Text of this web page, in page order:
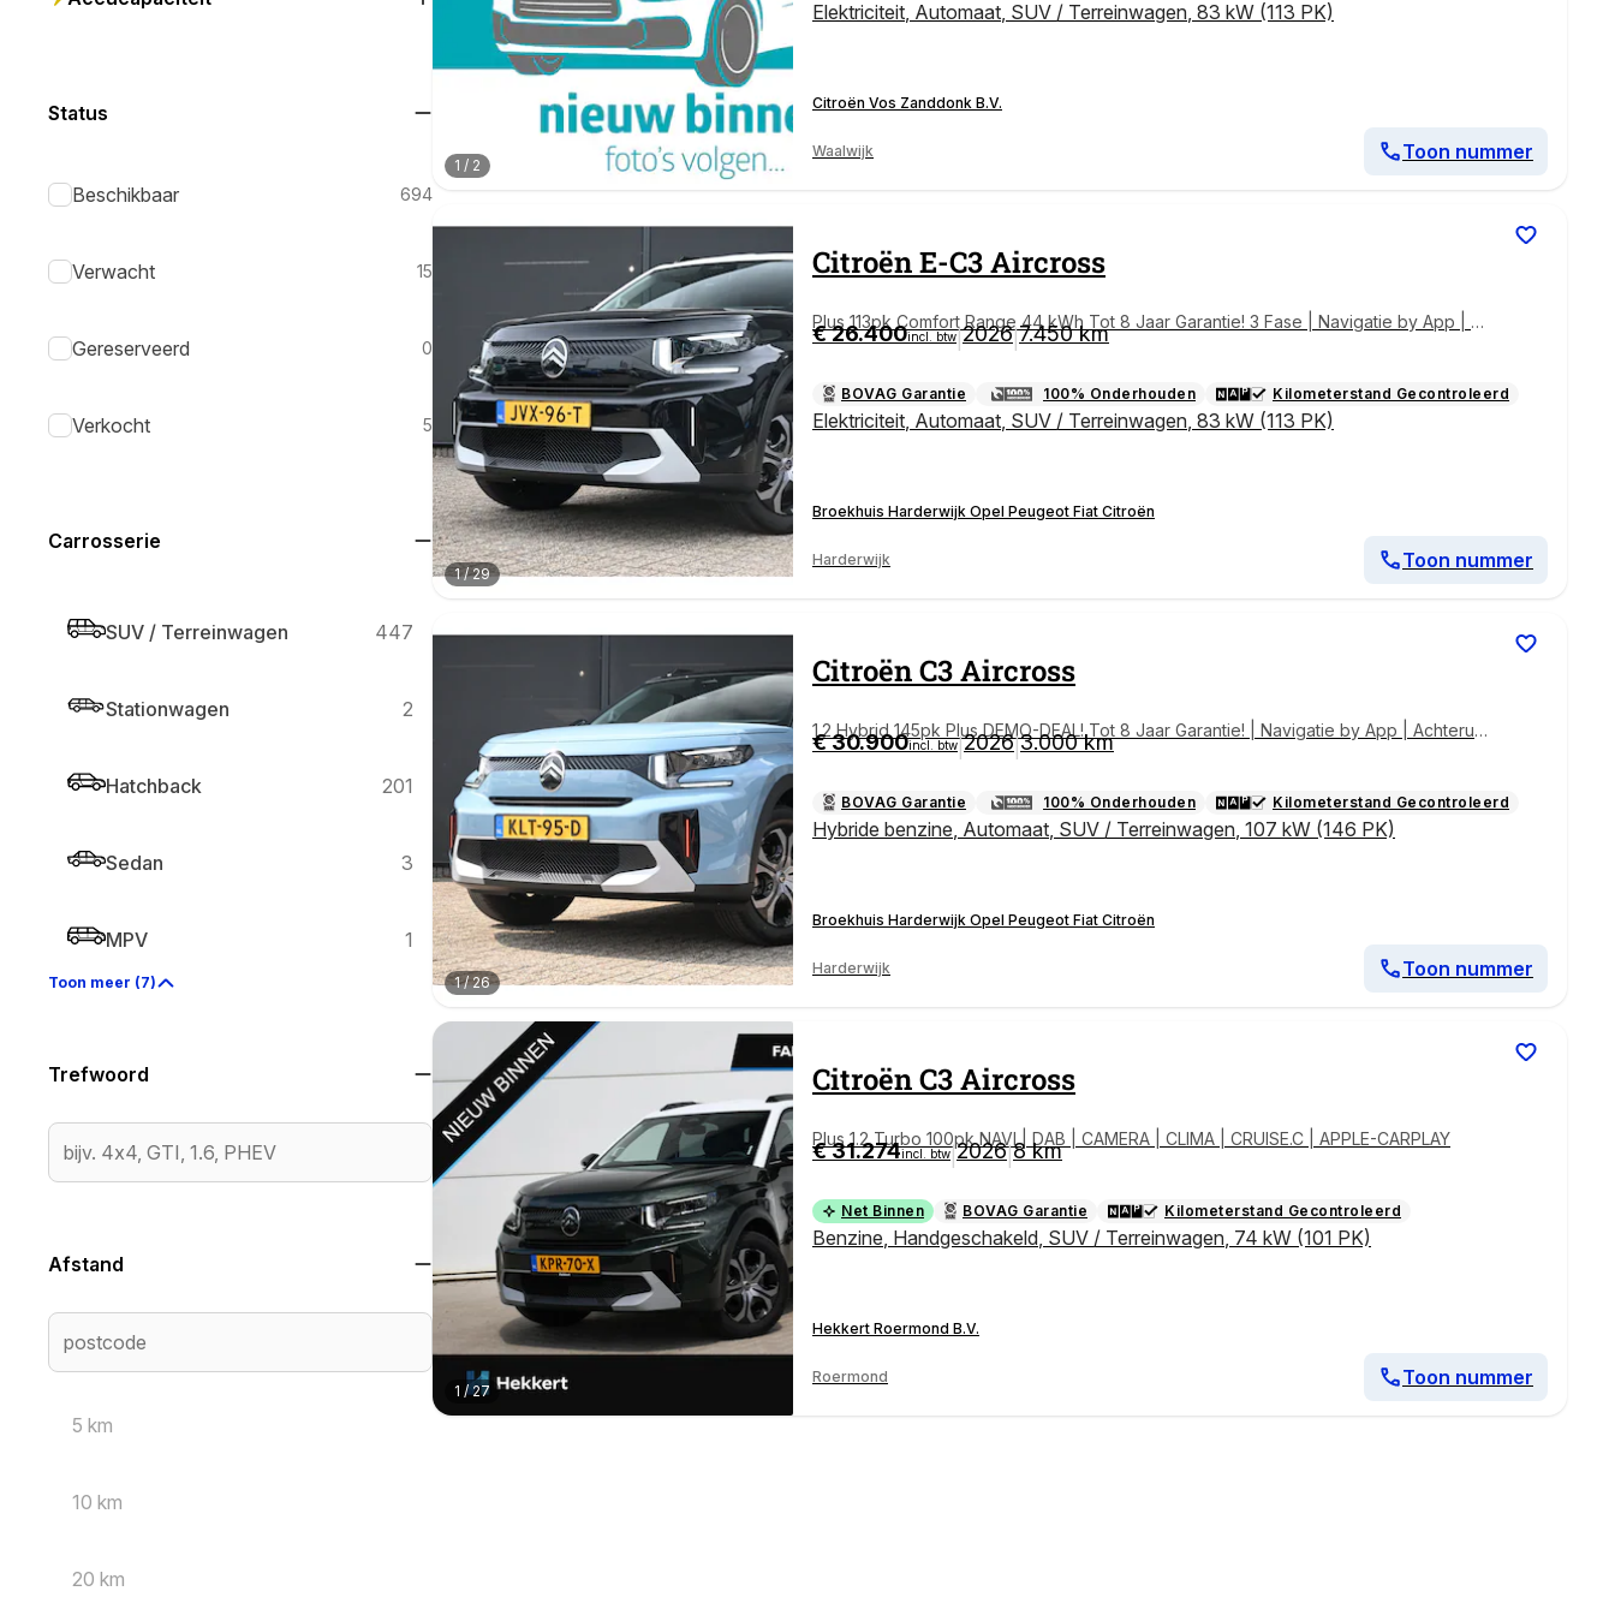
Status
Beschikbaar 694
Verwacht 15
Gereserveerd 0
Verkocht 5
Carrosserie
SUV / Terreinwagen 447
Stationwagen 2
Hatchback 201
Sedan 3
MPV 1
Toon meer (7)
Trefwoord
Afstand
5 km
10 km
20 km
1 / 2
Elektriciteit Automaat SUV / Terreinwagen 83 kW (113 PK)
Citroën Vos Zanddonk B.V.
Waalwijk Toon nummer
1/29
CitroënE-C3 Aircross
Plus 113pk Comfort Range 44 kWh Tot 8 Jaar Garantie! 3 Fase | Navigatie by App | A
chteruitrijcamera | Cruise Control | Climate Control | !!
€ 26.400incl. btw|2026|7.450 km
BOVAG Garantie 100% Onderhouden Kilometerstand Gecontroleerd
Elektriciteit Automaat SUV / Terreinwagen 83 kW (113 PK)
Broekhuis Harderwijk Opel Peugeot Fiat Citroën
Harderwijk Toon nummer
1/26
CitroënC3 Aircross
1.2 Hybrid 145pk Plus DEMO-DEAL! Tot 8 Jaar Garantie! | Navigatie by App | Achteruitr
ijcamera | Climate Control | Cruise Control | !!
€ 30.900incl. btw|2026|3.000 km
BOVAG Garantie 100% Onderhouden Kilometerstand Gecontroleerd
Hybride benzine Automaat SUV / Terreinwagen 107 kW (146 PK)
Broekhuis Harderwijk Opel Peugeot Fiat Citroën
Harderwijk Toon nummer
1 /27
CitroënC3 Aircross
Plus 1.2 Turbo 100pk NAVI | DAB | CAMERA | CLIMA | CRUISE.C | APPLE-CARPLAY
€ 31.274incl. btw|2026|8 km
Net Binnen BOVAG Garantie Kilometerstand Gecontroleerd
Benzine Handgeschakeld SUV / Terreinwagen 74 kW (101 PK)
Hekkert Roermond B.V.
Roermond Toon nummer